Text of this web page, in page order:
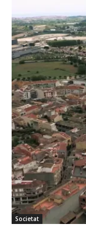
Societat